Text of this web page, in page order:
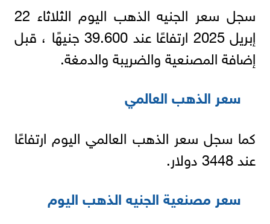
سجل سعر الجنيه الذهب اليوم الثلاثاء 22
إبريل 2025 ارتفاعًا عند 39.600 جنيهًا ، قبل
إضافة المصنعية والضريبة والدمغة.
سعر الذهب العالمي
كما سجل سعر الذهب العالمي اليوم ارتفاعًا
عند 3448 دولار.
سعر مصنعية الجنيه الذهب اليوم